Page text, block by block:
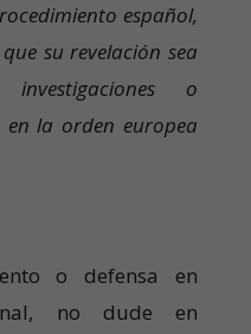
español,
su revelación sea
o
en la orden europea
o defensa en
no dude en